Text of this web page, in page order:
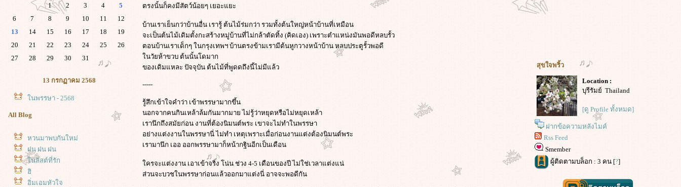
1 2 3 4
5
6
7 8 9 10 11
12
13
14 15 16 17 18
19
20
21 22 23 24 25
26
27
28 29 30 31
13 กรกฏาคม 2568
นพรรษา - 2568
All Blog
หวนมาพบกันใหม่
ฝน ฝน ฝน
นลิสต์ที่รัก
ฮิ
อิ่มเอมหัวใจ
ตรงนั้นก็คงมีสัตว์น้อยๆ เยอะแยะ
บ้านเราเย็นกว่าบ้านอื่น เรารู้ ต้นไม้ร่มกว่า รวมทั้งต้นใหญ่หน้าบ้านที่เหมือน
จะเป็นต้นไม้เดิมตั้งกะสร้างหมู่บ้านที่ไม่กล้าตัดทิ้ง (คิดเอง) เพราะตำแหน่งมันพอดีหลบรั้ว
ตอนบ้านเราเด็กๆ ในกรุงเทพฯ บ้านตรงข้ามเรามีต้นหูกวางหน้าบ้าน หลบประตูรั้วพอดี
นวัยห้าขวบ ต้นนั้นโดมาก
ของเดิมแหละ ปัจจุบัน ต้นไม้ที่พูดดถึงนี้ไม่มีแล้ว
-----
รู้สึกเข้าใจคำว่า เข้าพรรษามากขึ้น
นอกจากคนกินเหล้าล้มกันมากมาย ไม่รู้ว่าหยุดหรือไม่หยุดเหล้า
เรานึกถึงสมัยก่อน งานที่ต้องนิมนต์พระ เขาจะไม่ทำในพรรษา
อย่างแต่งงานในพรรษานี่ ไม่ทำ เหตุเพราะเมื่อก่อนงานแต่งต้องนิมนต์พระ
เรามานึก เออ ออกพรรษามาก็หน้ากฐินอีกเป็นเดือน
ครจะแต่งงาน เอาเข้าจริง โน่น ช่วง 4-5 เดือนของปี ไม่ใช่เวลาแต่งแน่
ส่วนจะบวชในพรรษาก่อนแล้วออกมาแต่งนี่ อาจจะพอดีกัน
สุขใจพริ้ว
Location :
บุรีรัมย์ Thailand
[ดู Profile ทั้งหมด]
ฝากข้อความหลังไมค์
Rss Feed
Smember
ผู้ติดตามบล็อก : 3 คน [?]